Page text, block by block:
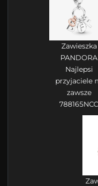
Zawieszka
PANDORA
Najlepsi
przyjaciele
zawsze
788165NCC